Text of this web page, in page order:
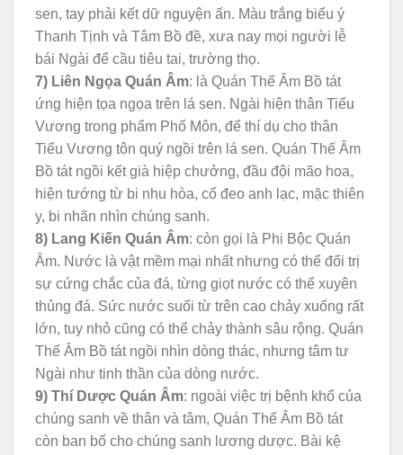
sen, tay phải kết dữ nguyện ấn. Màu trắng biểu ý
Thanh Tịnh và Tâm Bồ đề, xưa nay mọi người lễ
bái Ngài để cầu tiêu tai, trường thọ.
7) Liên Ngọa Quán Âm: là Quán Thế Âm Bồ tát
ứng hiện tọa ngọa trên lá sen. Ngài hiện thân Tiểu
Vương trong phẩm Phổ Môn, để thí dụ cho thân
Tiểu Vương tôn quý ngồi trên lá sen. Quán Thế Âm
Bồ tát ngồi kết già hiệp chưởng, đầu đội mão hoa,
hiện tướng từ bi nhu hòa, cổ đeo anh lạc, mặc thiên
y, bi nhãn nhìn chúng sanh.
8) Lang Kiến Quán Âm: còn gọi là Phi Bộc Quán
Âm. Nước là vật mềm mại nhất nhưng có thể đối trị
sự cứng chắc của đá, từng giọt nước có thể xuyên
thủng đá. Sức nước suối từ trên cao chảy xuống rất
lớn, tuy nhỏ cũng có thể chảy thành sâu rộng. Quán
Thế Âm Bồ tát ngồi nhìn dòng thác, nhưng tâm tư
Ngài như tinh thần của dòng nước.
9) Thí Dược Quán Âm: ngoài việc trị bệnh khổ của
chúng sanh về thân và tâm, Quán Thế Âm Bồ tát
còn ban bố cho chúng sanh lương dược. Bài kệ